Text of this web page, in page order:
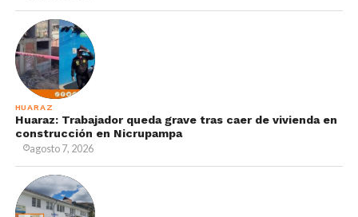
HUARAZ
Huaraz: Trabajador queda grave tras caer de vivienda en
construcción en Nicrupampa
agosto 7, 2026